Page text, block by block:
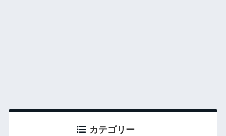
カテゴリー